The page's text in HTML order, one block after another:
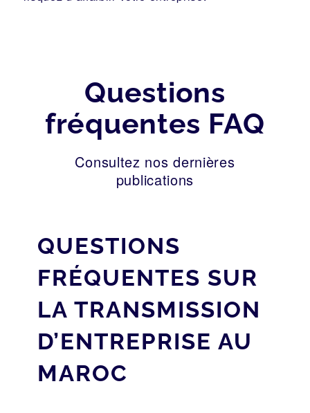
Questions
fréquentes FAQ
Consultez nos dernières
publications
QUESTIONS
FRÉQUENTES SUR
LA TRANSMISSION
D’ENTREPRISE AU
MAROC